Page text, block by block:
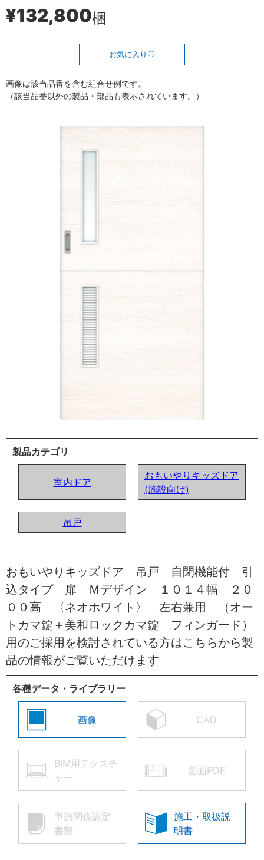
¥132,800梱
お気に入り
画像は該当品番を含む組合せ例です。
（該当品番以外の製品・部品も表示されています。）
製品カテゴリ
室内ドア
おもいやりキッズドア
(施設向け)
吊戸
おもいやりキッズドア 吊戸 自閉機能付 引
込タイプ 扉 Ｍデザイン １０１４幅 ２０
００高 〈ネオホワイト〉 左右兼用 （オー
トカマ錠＋美和ロックカマ錠 フィンガード）
用のご採用を検討されている方はこちらから製
品の情報がご覧いただけます
各種データ・ライブラリー
画像 CAD
BIM用テクスチ
ャー
図面PDF
申請関係認定
書類
施工・取扱説
明書